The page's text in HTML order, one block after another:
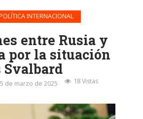
INTERNACIONAL
entre Rusia y
por la situación
Svalbard
de marzo de 2025 18 Vistas